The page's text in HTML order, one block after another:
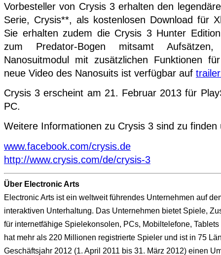
Vorbesteller von Crysis 3 erhalten den
Serie, Crysis**, als kostenlosen Download für
Sie erhalten zudem die Crysis 3 Hunter
zum Predator-Bogen mitsamt
Nanosuitmodul mit zusätzlichen Funktionen
neue Video des Nanosuits ist verfügbar auf
Crysis 3 erscheint am 21. Februar 2013 für
PC.
Weitere Informationen zu Crysis 3 sind zu finden
www.facebook.com/crysis.de
http://www.crysis.com/de/crysis-3
Über Electronic Arts
Electronic Arts ist ein weltweit führendes Unternehmen auf
interaktiven Unterhaltung. Das Unternehmen bietet Spiele,
für internetfähige Spielekonsolen, PCs, Mobiltelefone,
hat mehr als 220 Millionen registrierte Spieler und ist in 75
Geschäftsjahr 2012 (1. April 2011 bis 31. März 2012) einen